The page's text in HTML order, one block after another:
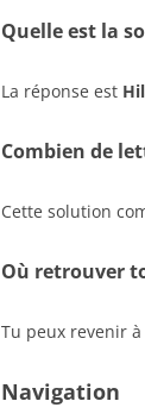
Quelle est la
La réponse est
Combien de
Cette solution
Où retrouver
Tu peux revenir
Navigation